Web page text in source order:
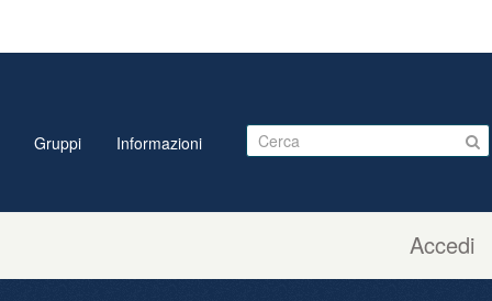
Accedi
Gruppi Informazioni